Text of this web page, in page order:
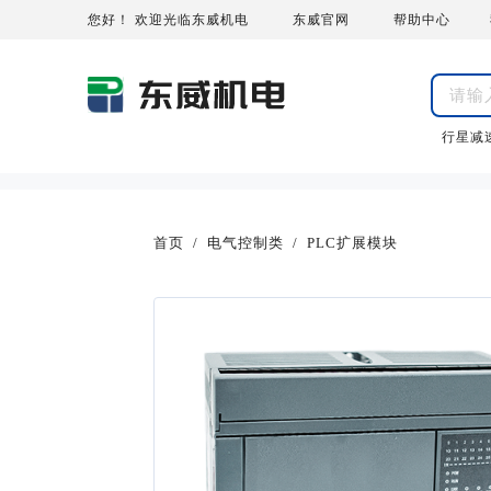
您好！ 欢迎光临东威机电 东威官网 帮助中心
行星减
首页 / 电气控制类 / PLC扩展模块